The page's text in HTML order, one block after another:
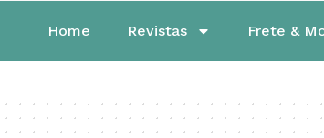
Home Revistas Frete &